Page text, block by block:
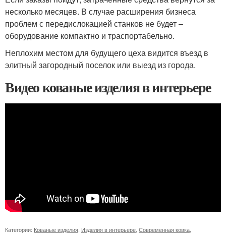
несколько месяцев. В случае расширения бизнеса
проблем с передислокацией станков не будет –
оборудование компактно и траспортабельно.
Неплохим местом для будущего цеха видится въезд в
элитный загородный поселок или выезд из города.
Видео кованые изделия в интерьере
Категории: Кованые изделия Изделия в интерьере Современная ковка